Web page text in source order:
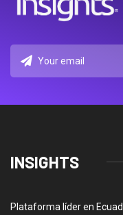
INSIGHTS
Plataforma líder en